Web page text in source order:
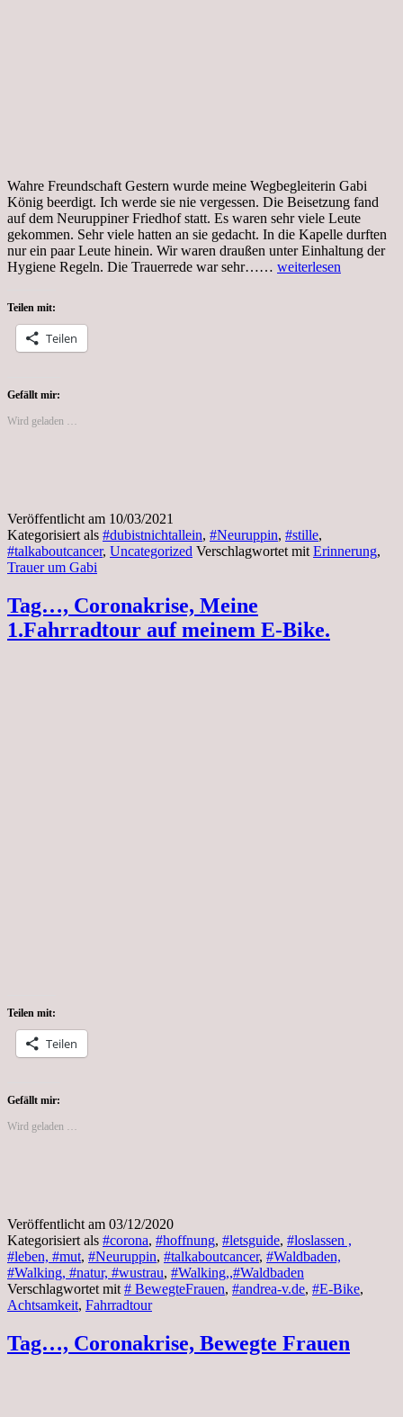
Wahre Freundschaft Gestern wurde meine Wegbegleiterin Gabi
König beerdigt. Ich werde sie nie vergessen. Die Beisetzung fand
auf dem Neuruppiner Friedhof statt. Es waren sehr viele Leute
gekommen. Sehr viele hatten an sie gedacht. In die Kapelle durften
nur ein paar Leute hinein. Wir waren draußen unter Einhaltung der
Hygiene Regeln. Die Trauerrede war sehr…… Mittwoch,
weiterlesen
Teilen mit:
Teilen
Gefällt mir:
Wird geladen …
Veröffentlicht am 10/03/2021
Kategorisiert als #dubistnichtallein, #Neuruppin, #stille,
#talkaboutcancer, Uncategorized Verschlagwortet mit Erinnerung,
Trauer um Gabi
Tag…, Coronakrise, Meine
1.Fahrradtour auf meinem E-Bike.
Teilen mit:
Teilen
Gefällt mir:
Wird geladen …
Veröffentlicht am 03/12/2020
Kategorisiert als #corona, #hoffnung, #letsguide, #loslassen ,
#leben, #mut, #Neuruppin, #talkaboutcancer, #Waldbaden,
#Walking, #natur, #wustrau, #Walking,,#Waldbaden
Verschlagwortet mit # BewegteFrauen, #andrea-v.de, #E-Bike,
Achtsamkeit, Fahrradtour
Tag…, Coronakrise, Bewegte Frauen